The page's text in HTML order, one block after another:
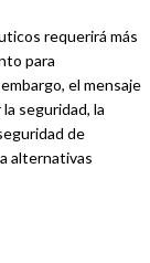
requerirá más
para
el mensaje
seguridad, la
de
alternativas